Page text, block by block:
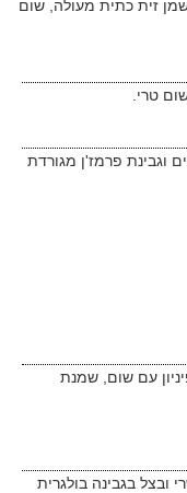
זית כתית מעולה, שום
טרי.
וגבינת פרמז'ן מגורדת
עם שום, שמנת
ובצל בגבינה בולגרית